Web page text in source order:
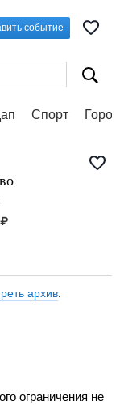
событие
Спорт
архив
ограничения не